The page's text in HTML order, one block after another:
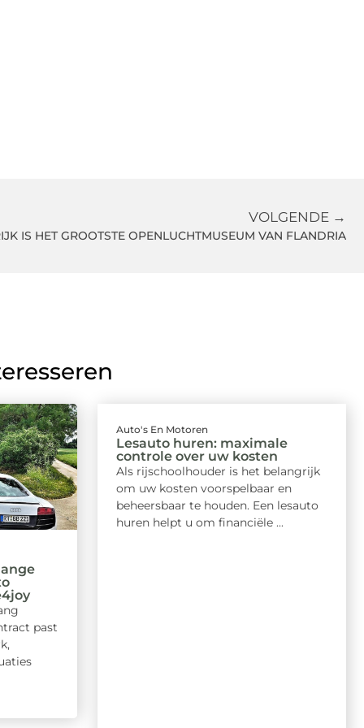
VOLGENDE →
IS HET GROOTSTE OPENLUCHTMUSEUM VAN FLANDRIA
past
Auto's En Motoren
Lesauto huren: maximale
controle over uw kosten
Als rijschoolhouder is het belangrijk
om uw kosten voorspelbaar en
beheersbaar te houden. Een lesauto
huren helpt u om financiële ...